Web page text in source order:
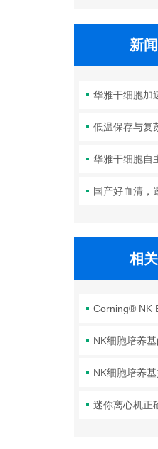
新
国产好血清，
相
NK细胞培养
迷你离心机正